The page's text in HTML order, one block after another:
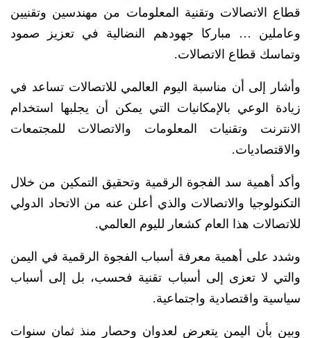
قطاع الاتصالات وتقنية المعلومات من مهندسين وتقنيين
وعاملين … مباركا جهودهم النضالية في تعزيز صمود
وتماسك قطاع الاتصالات.
وأشار إلى أن مناسبة اليوم العالمي للاتصالات تساعد في
زيادة الوعي بالإمكانيات التي يمكن أن يجلبها استخدام
الانترنت وتقنيات المعلومات والاتصالات للمجتمعات
والاقتصاديات.
وأكد أهمية سد الفجوة الرقمية وتحقيق التمكين من خلال
التكنولوجيا والاتصالات والذي أعلن عنه من الاتحاد الدولي
للاتصالات هذا العام كشعار لليوم العالمي.
وشدد على أهمية معرفة أسباب الفجوة الرقمية في اليمن
والتي لا تعزى إلى أسباب تقنية فحسب، بل إلى أسباب
سياسية واقتصادية واجتماعية.
وبين بأن اليمن يتعرض لعدوان وحصار منذ ثمان سنوات